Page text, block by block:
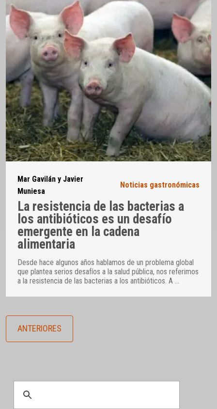
Mar Gavilán y Javier
Muniesa
Noticias gastronómicas
La resistencia de las bacterias a
los antibióticos es un desafío
emergente en la cadena
alimentaria
Desde hace algunos años hablamos de un problema global
que plantea serios desafíos a la salud pública, nos referimos
a la resistencia de las bacterias a los antibióticos. A
ANTERIORES